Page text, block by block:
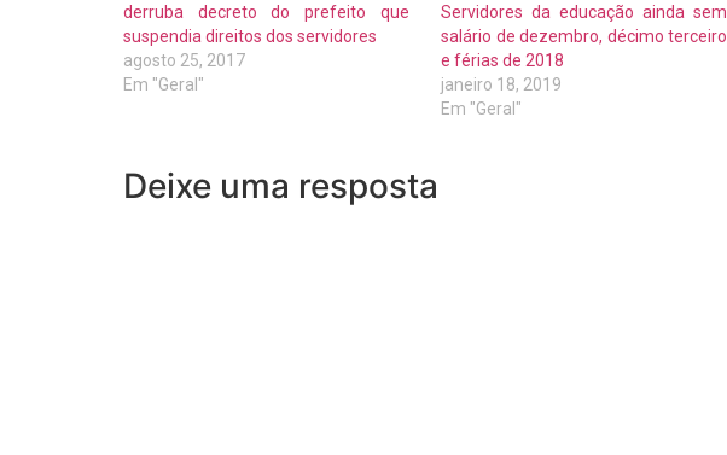
derruba decreto do prefeito que
suspendia direitos dos servidores
agosto 25, 2017
Em "Geral"
Servidores da educação ainda sem
salário de dezembro, décimo terceiro
e férias de 2018
janeiro 18, 2019
Em "Geral"
Deixe uma resposta